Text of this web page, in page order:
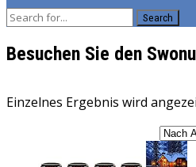
Search
Besuchen Sie den
Einzelnes Ergebnis wird